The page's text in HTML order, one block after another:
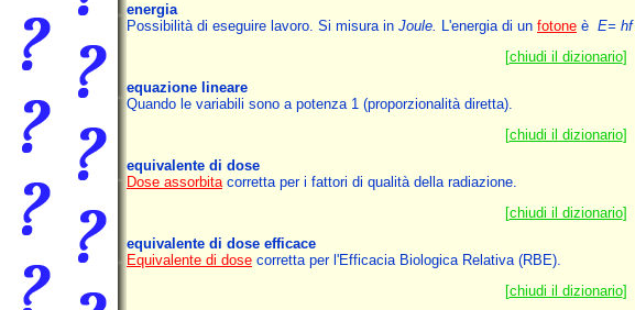
energia
Possibilità di eseguire lavoro. Si misura in Joule. L'energia di un fotone è E= hf
[chiudi il dizionario]
equazione lineare
Quando le variabili sono a potenza 1 (proporzionalità diretta).
[chiudi il dizionario]
equivalente di dose
Dose assorbitacorretta per i fattori di qualità della radiazione.
[chiudi il dizionario]
equivalente di dose efficace
Equivalente di dose corretta per l'Efficacia Biologica Relativa (RBE).
[chiudi il dizionario]